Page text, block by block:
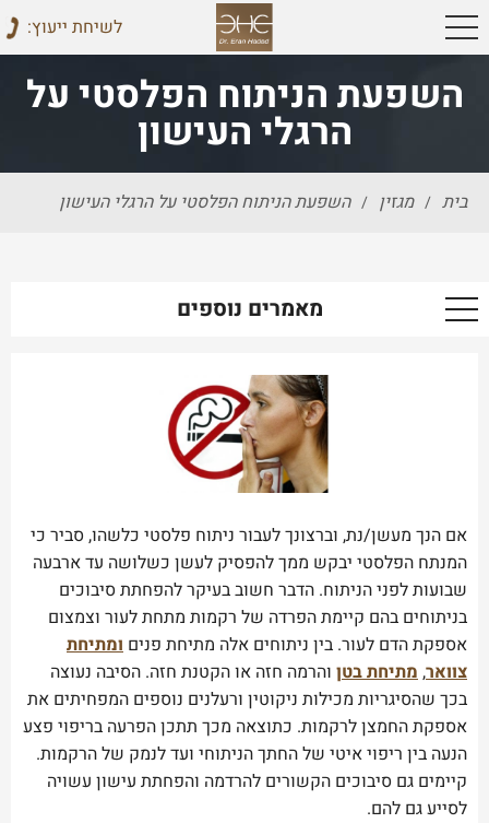
:לשיחת ייעוץ
השפעת הניתוח הפלסטי על
הרגלי העישון
בית / מגזין / השפעת הניתוח הפלסטי על הרגלי העישון
מאמרים נוספים
אם הנך מעשן/נת, וברצונך לעבור ניתוח פלסטי כלשהו, סביר כי
המנתח הפלסטי יבקש ממך להפסיק לעשן כשלושה עד ארבעה
שבועות לפני הניתוח. הדבר חשוב בעיקר להפחתת סיבוכים
בניתוחים בהם קיימת הפרדה של רקמות מתחת לעור וצמצום
אספקת הדם לעור. בין ניתוחים אלה מתיחת פנים ומתיחת
צוואר, מתיחת בטן והרמה חזה או הקטנת חזה. הסיבה נעוצה
בכך שהסיגריות מכילות ניקוטין ורעלנים נוספים המפחיתים את
אספקת החמצן לרקמות. כתוצאה מכך תתכן הפרעה בריפוי פצע
הנעה בין ריפוי איטי של החתך הניתוחי ועד לנמק של הרקמות.
קיימים גם סיבוכים הקשורים להרדמה והפחתת עישון עשויה
לסייע גם להם.